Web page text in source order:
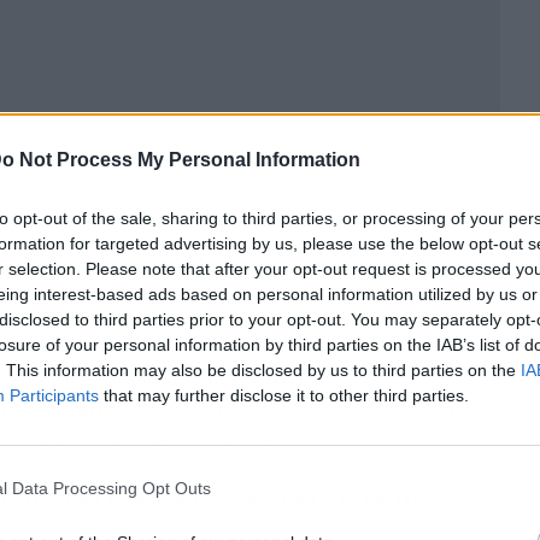
Not Process My Personal Information
opt-out of the sale, sharing to third parties, or processing of your
for targeted advertising by us, please use the below opt-out
selection. Please note that after your opt-out request is processed
interest-based ads based on personal information utilized by us
to third parties prior to your opt-out. You may separately
of your personal information by third parties on the IAB’s list of
This information may also be disclosed by us to third parties on the
Participants that may further disclose it to other third parties.
Data Processing Opt Outs
aficiones perolleva oculto un
Si respondes que te gusta hacer
habrá reacciones.
FALLAR EN UNA ENTREVISTA DE